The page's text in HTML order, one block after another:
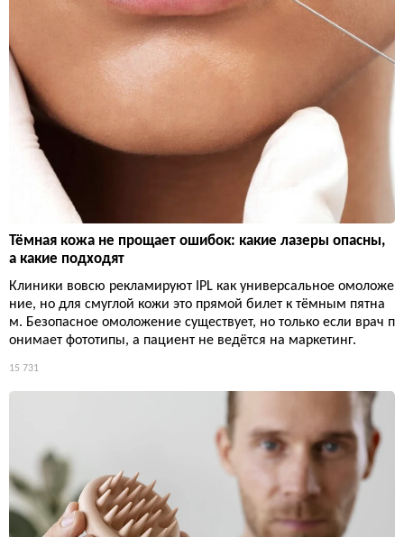
Тёмная кожа не прощает ошибок: какие лазеры опасны,
а какие подходят
Клиники вовсю рекламируют IPL как универсальное омоложе
ние, но для смуглой кожи это прямой билет к тёмным пятна
м. Безопасное омоложение существует, но только если врач п
онимает фототипы, а пациент не ведётся на маркетинг.
15 731